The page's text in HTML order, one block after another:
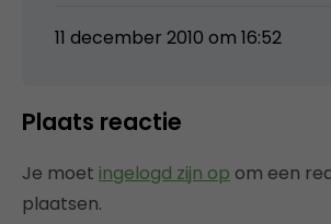
11 december 2010 om 16:52
Plaats reactie
Je moet ingelogd zijn op om een
plaatsen.